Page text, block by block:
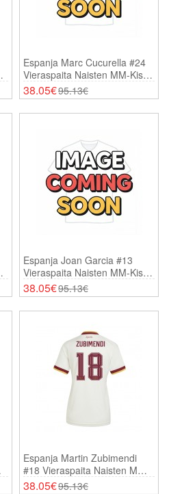
Espanja Marc Cucurella #24
Vieraspaita Naisten MM-Kisat
2026 Lyhythihainen
38.05€95.13€
Espanja Joan Garcia #13
Vieraspaita Naisten MM-Kisat
2026 Lyhythihainen
38.05€95.13€
Espanja Martin Zubimendi
#18 Vieraspaita Naisten MM-
Kisat 2026 Lyhythihainen
38.05€95.13€